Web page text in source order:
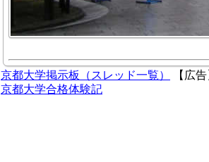
京都大学掲示板（スレッド一覧）
【広
京都大学合格体験記